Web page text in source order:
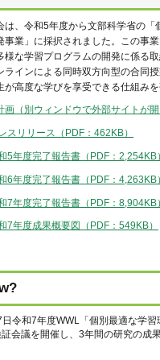
は、令和5年度から文部科学省の「
事業」に採択されました。この事
様な学習プログラムの開発に係る
ラインによる同時双方向型の合同
が高度な学びを享受できる仕組みを
画（別ウィンドウで外部サイトが開
スリリース（PDF：462KB）
5年度完了報告書（PDF：2,254KB）
6年度完了報告書（PDF：4,263KB）
7年度完了報告書（PDF：8,904KB）
7年度成果概要図（PDF：549KB）
令和7年度WWL「個別最適な学
会議を開催し、3年間の研究の成